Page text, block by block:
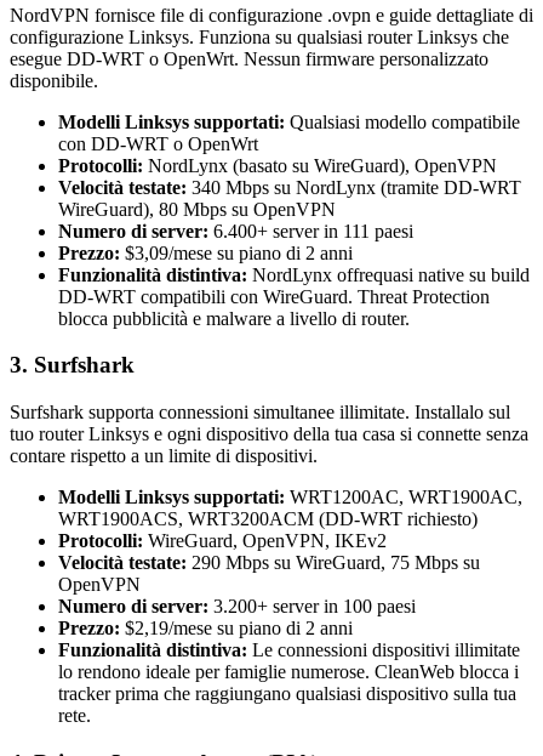
NordVPN fornisce file di configurazione .ovpn e guide dettagliate di
configurazione Linksys. Funziona su qualsiasi router Linksys che
esegue DD-WRT o OpenWrt. Nessun firmware personalizzato
disponibile.
Modelli Linksys supportati: Qualsiasi modello compatibile
con DD-WRT o OpenWrt
Protocolli: NordLynx (basato su WireGuard), OpenVPN
Velocità testate: 340 Mbps su NordLynx (tramite DD-WRT
WireGuard), 80 Mbps su OpenVPN
Numero di server: 6.400+ server in 111 paesi
Prezzo: $3,09/mese su piano di 2 anni
Funzionalità distintiva: NordLynx offrequasi native su build
DD-WRT compatibili con WireGuard. Threat Protection
blocca pubblicità e malware a livello di router.
3. Surfshark
Surfshark supporta connessioni simultanee illimitate. Installalo sul
tuo router Linksys e ogni dispositivo della tua casa si connette senza
contare rispetto a un limite di dispositivi.
Modelli Linksys supportati: WRT1200AC, WRT1900AC,
WRT1900ACS, WRT3200ACM (DD-WRT richiesto)
Protocolli: WireGuard, OpenVPN, IKEv2
Velocità testate: 290 Mbps su WireGuard, 75 Mbps su
OpenVPN
Numero di server: 3.200+ server in 100 paesi
Prezzo: $2,19/mese su piano di 2 anni
Funzionalità distintiva: Le connessioni dispositivi illimitate
lo rendono ideale per famiglie numerose. CleanWeb blocca i
tracker prima che raggiungano qualsiasi dispositivo sulla tua
rete.